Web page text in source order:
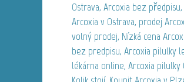
Ostrava, Arcoxia bez
Arcoxia v Ostrava, prodej
volný prodej, Nízká cena
bez predpisu, Arcoxia pilulky
lékárna online, Arcoxia pilulky